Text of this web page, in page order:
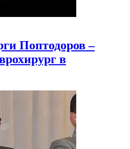
Поптодоров –
в